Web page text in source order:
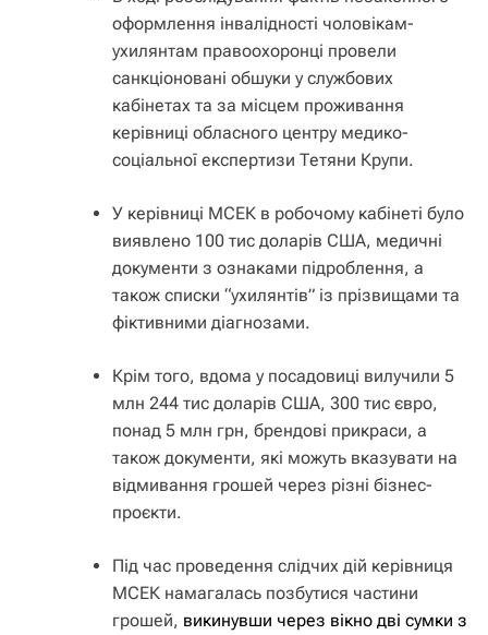
оформлення інвалідності чоловікам-
ухилянтам правоохоронці провели
санкціоновані обшуки у службових
кабінетах та за місцем проживання
керівниці обласного центру медико-
соціальної експертизи Тетяни Крупи.
У керівниці МСЕК в робочому кабінеті було
виявлено 100 тис доларів США, медичні
документи з ознаками підроблення, а
також списки “ухилянтів” із прізвищами та
фіктивними діагнозами.
Крім того, вдома у посадовиці вилучили 5
млн 244 тис доларів США, 300 тис євро,
понад 5 млн грн, брендові прикраси, а
також документи, які можуть вказувати на
відмивання грошей через різні бізнес-
проєкти.
Під час проведення слідчих дій керівниця
МСЕК намагалась позбутися частини
грошей, викинувши через вікно дві сумки з